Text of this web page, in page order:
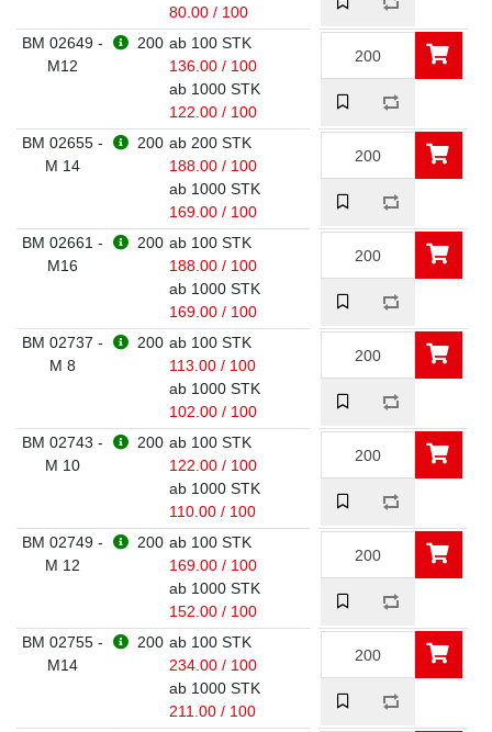
80.00 / 100
BM 02649 -
M12
200 ab 100 STK
136.00 / 100
ab 1000 STK
122.00 / 100
BM 02655 -
M 14
200 ab 200 STK
188.00 / 100
ab 1000 STK
169.00 / 100
BM 02661 -
M16
200 ab 100 STK
188.00 / 100
ab 1000 STK
169.00 / 100
BM 02737 -
M 8
200 ab 100 STK
113.00 / 100
ab 1000 STK
102.00 / 100
BM 02743 -
M 10
200 ab 100 STK
122.00 / 100
ab 1000 STK
110.00 / 100
BM 02749 -
M 12
200 ab 100 STK
169.00 / 100
ab 1000 STK
152.00 / 100
BM 02755 -
M14
200 ab 100 STK
234.00 / 100
ab 1000 STK
211.00 / 100